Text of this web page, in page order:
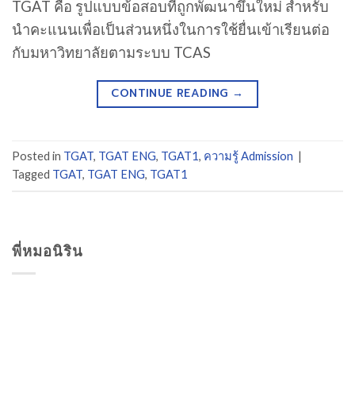
TGAT คือ รูปแบบข้อสอบที่ถูกพัฒนาขึ้นใหม่ สำหรับ
นำคะแนนเพื่อเป็นส่วนหนึ่งในการใช้ยื่นเข้าเรียนต่อ
กับมหาวิทยาลัยตามระบบ TCAS
CONTINUE READING →
Posted in TGAT, TGAT ENG, TGAT1, ความรู้ Admission |
Tagged TGAT, TGAT ENG, TGAT1
พี่หมอนิริน